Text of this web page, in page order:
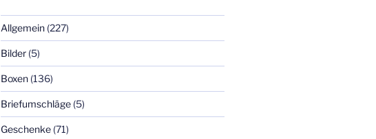
Allgemein(227)
Bilder(5)
Boxen(136)
Briefumschläge(5)
Geschenke(71)